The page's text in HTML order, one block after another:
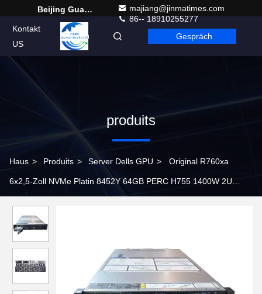
Beijing Guangtian Runze Technology Co., Ltd.
majiang@jinmatimes.com
86-- 18910255277
Kontakt
US
German Gespräch
produits
Haus > Produits > Server Dells GPU > Original R760xa
6x2,5-Zoll NVMe Platin 8452Y 64GB PERC H755 1400W 2U